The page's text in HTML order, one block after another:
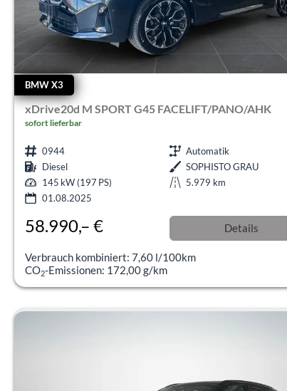
BMW X3
xDrive20d M SPORT G45 FACELIFT/PANO/AHK
sofort lieferbar
0944
Automatik
Diesel
SOPHISTO GRAU
145 kW (197 PS)
5.979 km
01.08.2025
58.990,– € Details
Verbrauch kombiniert:7,60 l/100km
CO2-Emissionen: 172,00 g/km